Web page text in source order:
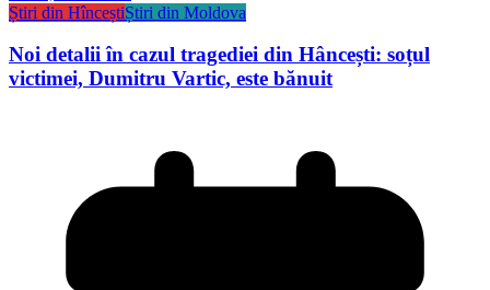
Știri din HînceștiȘtiri din Moldova
Noi detalii în cazul tragediei din Hâncești: soțul
victimei, Dumitru Vartic, este bănuit